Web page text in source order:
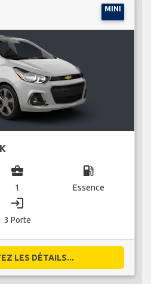
MINI
business_center
1
local_gas_station
Essence
login
3 Porte
LES DÉTAILS...